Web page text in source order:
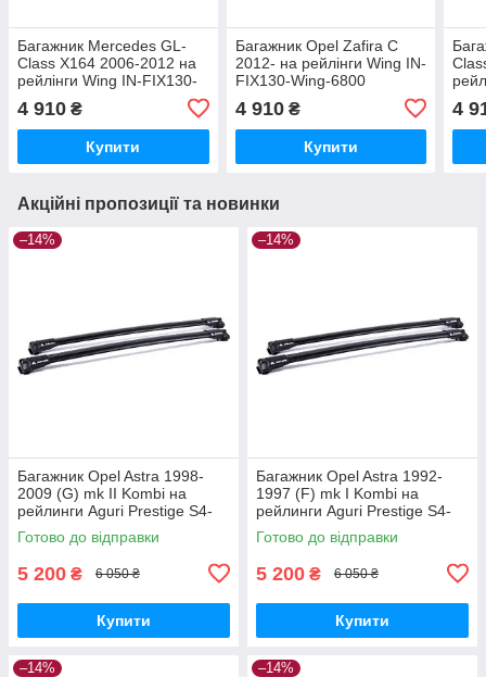
Багажник Mercedes GL-
Class X164 2006-2012 на
рейлінги Wing IN-FIX130-
4 910 ₴
Купити
Багажник Opel Zafira C
2012- на рейлінги Wing IN-
FIX130-Wing-6800
4 910₴
Купити
4
Акційні пропозиції та новинки
–14%
Багажник Opel Astra 1998-
2009 (G) mk II Kombi на
рейлинги Aguri Prestige S4-
1499B
Готово до відправки
5 200 ₴ 6 050 ₴
Купити
–14%
Багажник Opel Astra 1992-
1997 (F) mk I Kombi на
рейлинги Aguri Prestige S4-
1500B
Готово до відправки
5 200 ₴ 6 050 ₴
Купити
–14% –14%